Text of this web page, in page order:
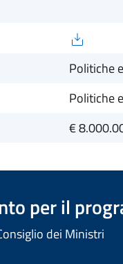
Politiche
Politiche
€
per il
dei Ministri